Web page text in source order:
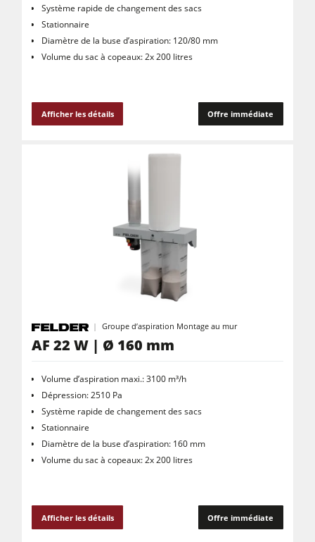
Système rapide de changement des sacs
Stationnaire
Diamètre de la buse d’aspiration: 120/80 mm
Volume du sac à copeaux: 2x 200 litres
Afficher les détails Offre immédiate
Groupe d’aspiration Montage au mur
AF 22 W | Ø 160 mm
Volume d’aspiration maxi.: 3100 m³/h
Dépression: 2510 Pa
Système rapide de changement des sacs
Stationnaire
Diamètre de la buse d’aspiration: 160 mm
Volume du sac à copeaux: 2x 200 litres
Afficher les détails Offre immédiate